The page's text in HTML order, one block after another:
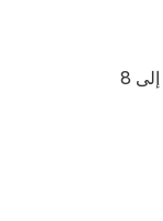
أنت تقوم ببناء شبكتك المنزلية أو إصلاحها بالكامل وترغب في 'تقويتها في المستقبل' لمدة 5 إلى 8